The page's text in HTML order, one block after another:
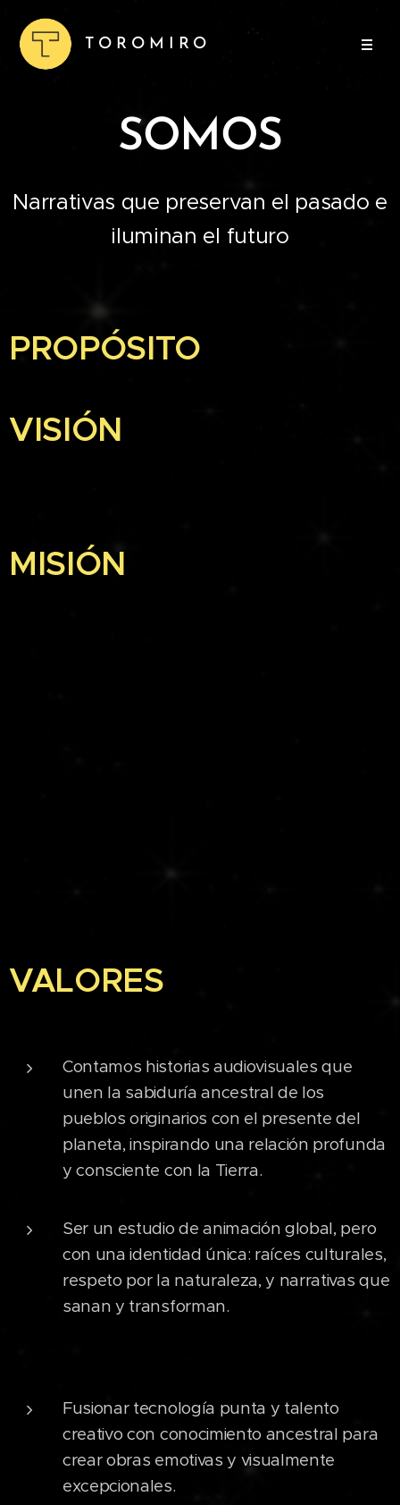
T O R O M I R O
SOMOS
Narrativas que preservan el pasado e
iluminan el futuro
PROPÓSITO
VISIÓN
MISIÓN
VALORES
Contamos historias audiovisuales que
unen la sabiduría ancestral de los
pueblos originarios con el presente del
planeta, inspirando una relación profunda
y consciente con la Tierra.
Ser un estudio de animación global, pero
con una identidad única: raíces culturales,
respeto por la naturaleza, y narrativas que
sanan y transforman.
Fusionar tecnología punta y talento
creativo con conocimiento ancestral para
crear obras emotivas y visualmente
excepcionales.